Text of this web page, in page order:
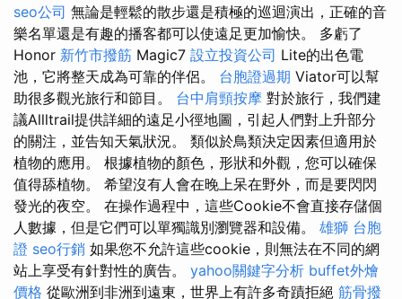
seo公司 無論是輕鬆的散步還是積極的巡迴演出，正確的音
樂名單還是有趣的播客都可以使遠足更加愉快。 多虧了
Honor 新竹市撥筋 Magic7 設立投資公司 Lite的出色電
池，它將整天成為可靠的伴侶。 台胞證過期 Viator可以幫
助很多觀光旅行和節目。 台中肩頸按摩 對於旅行，我們建
議Allltrail提供詳細的遠足小徑地圖，引起人們對上升部分
的關注，並告知天氣狀況。 類似於鳥類決定因素但適用於
植物的應用。 根據植物的顏色，形狀和外觀，您可以確保
值得舔植物。 希望沒有人會在晚上呆在野外，而是要閃閃
發光的夜空。 在操作過程中，這些Cookie不會直接存儲個
人數據，但是它們可以單獨識別瀏覽器和設備。 雄獅 台胞
證 seo行銷 如果您不允許這些cookie，則無法在不同的網
站上享受有針對性的廣告。 yahoo關鍵字分析 buffet外燴
價格 從歐洲到非洲到遠東，世界上有許多奇蹟拒絕 筋骨撥